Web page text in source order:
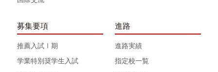
募集要項
推薦入試Ⅰ期
学業特別奨学生入試
進路
進路実績
指定校一覧